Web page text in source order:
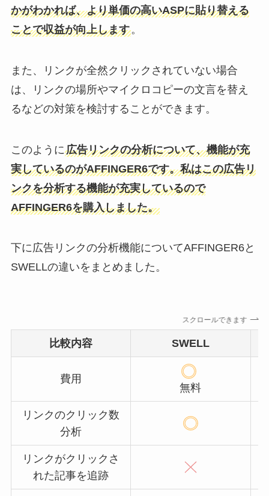
かがわかれば、より単価の高いASPに貼り替える
ことで収益が向上します。
また、リンクが全然クリックされていない場合
は、リンクの場所やマイクロコピーの文言を替え
るなどの対策を検討することができます。
このように広告リンクの分析について、機能が充
実しているのがAFFINGER6です。私はこの広告リ
ンクを分析する機能が充実しているので
AFFINGER6を購入しました。
下に広告リンクの分析機能についてAFFINGER6と
SWELLの違いをまとめました。
スクロールできます
比較内容 SWELL
費用
無料
リンクのクリック数
分析
リンクがクリックさ
れた記事を追跡